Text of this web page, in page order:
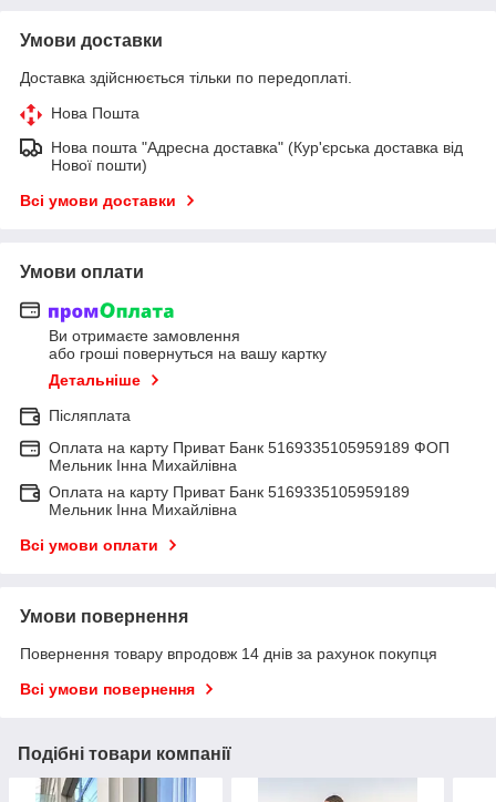
Умови доставки
Доставка здійснюється тільки по передоплаті.
Нова Пошта
Нова пошта "Адресна доставка" (Кур'єрська доставка від
Нової пошти)
Всі умови доставки
Умови оплати
Ви отримаєте замовлення
або гроші повернуться на вашу картку
Детальніше
Післяплата
Оплата на карту Приват Банк 5169335105959189 ФОП
Мельник Інна Михайлівна
Оплата на карту Приват Банк 5169335105959189
Мельник Інна Михайлівна
Всі умови оплати
Умови повернення
Повернення товару впродовж 14 днів за рахунок покупця
Всі умови повернення
Подібні товари компанії